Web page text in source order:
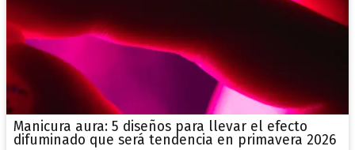
Manicura aura: 5 diseños para llevar el efecto
difuminado que será tendencia en primavera 2026